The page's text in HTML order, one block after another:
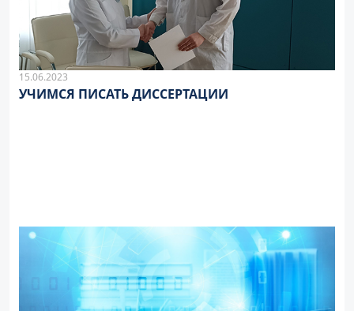
15.06.2023
УЧИМСЯ ПИСАТЬ ДИССЕРТАЦИИ